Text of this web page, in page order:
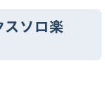
スソロ楽